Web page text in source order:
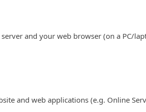
and your web browser (on a PC/
and web applications (e.g. Online